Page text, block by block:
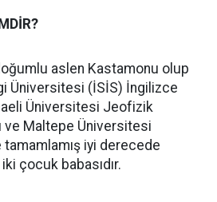
aslen Kastamonu olup
Üniversitesi (İSİS) İngilizce
Üniversitesi Jeofizik
ve Maltepe Üniversitesi
tamamlamış iyi derecede
çocuk babasıdır.